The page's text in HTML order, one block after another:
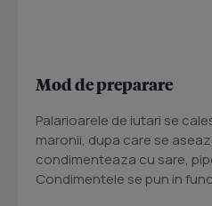
Mod de preparare
Palarioarele de iutari se
maronii, dupa care se
condimenteaza cu sare,
Condimentele se pun in